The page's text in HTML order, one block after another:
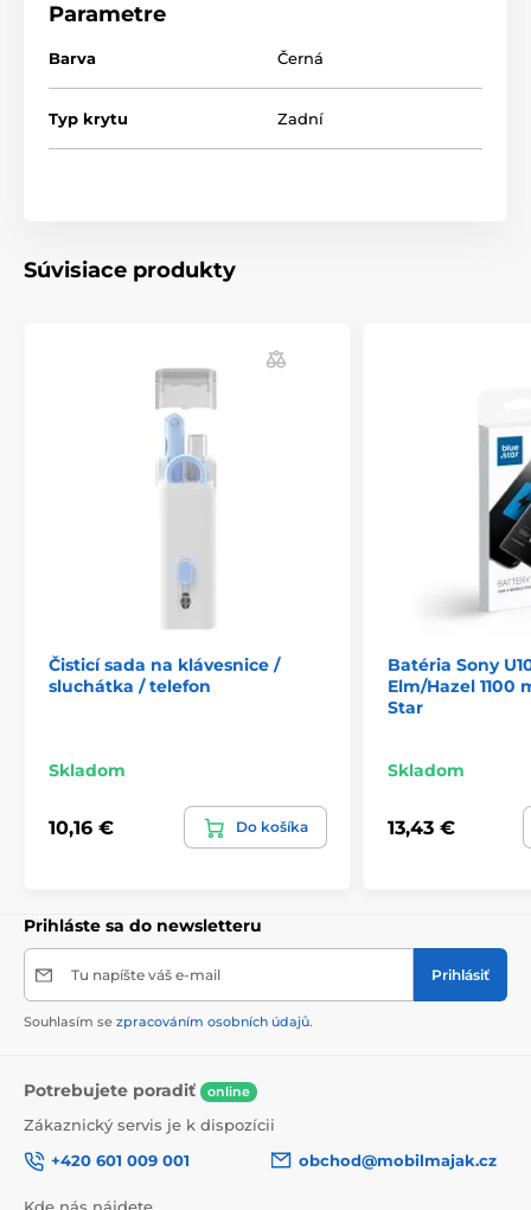
Parametre
Barva Černá
Typ krytu Zadní
Súvisiace produkty
Čisticí sada na klávesnice /
sluchátka / telefon
Skladom
10,16 € Do košíka
Batéria Sony
Elm/Hazel 1100
Star
Skladom
13,43 €
Prihláste sa do newsletteru
Tu napíšte váš e-mail Prihlásiť
Souhlasím se zpracováním osobních údajů.
Potrebujete poradiť online
Zákaznický servis je k dispozícii
+420 601 009 001
obchod@mobilmajak.cz